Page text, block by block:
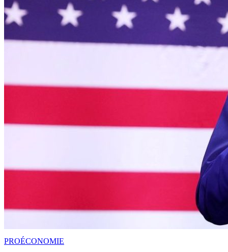
PROÉCONOMIE